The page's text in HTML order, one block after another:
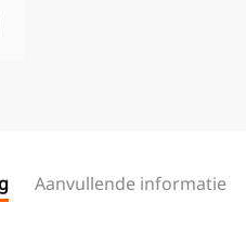
Aanvullende informatie